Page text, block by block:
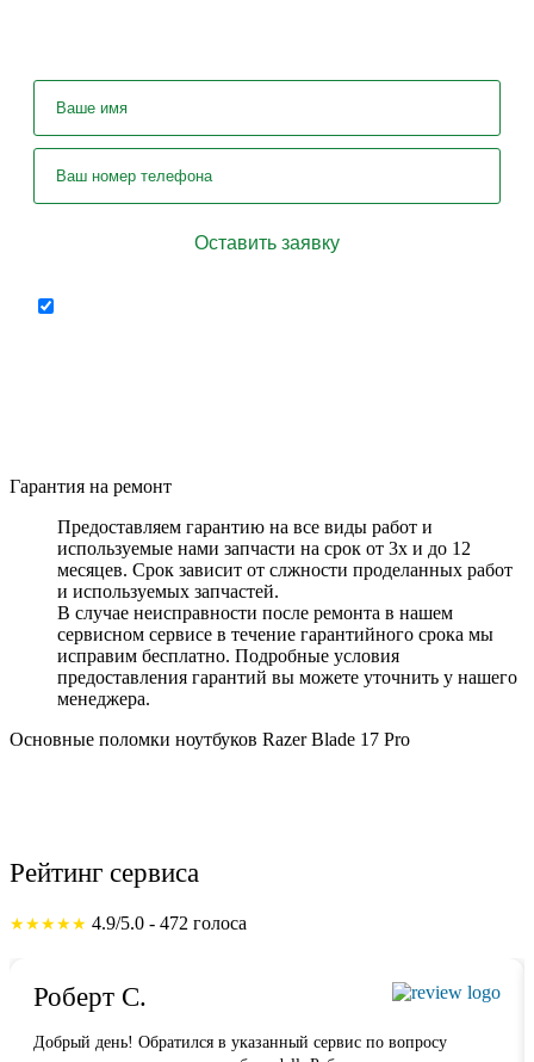
Гарантия на ремонт
Предоставляем гарантию на все виды работ и
используемые нами запчасти на срок от 3х и до 12
месяцев. Срок зависит от слжности проделанных работ
и используемых запчастей.
В случае неисправности после ремонта в нашем
сервисном сервисе в течение гарантийного срока мы
исправим бесплатно. Подробные условия
предоставления гарантий вы можете уточнить у нашего
менеджера.
Основные поломки ноутбуков Razer Blade 17 Pro
Рейтинг сервиса
★★★★★ 4.9/5.0 - 472 голоса
Роберт С.
Добрый день! Обратился в указанный сервис по вопросу